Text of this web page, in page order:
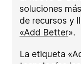
soluciones
de recursos y
«Add Better».
La etiqueta